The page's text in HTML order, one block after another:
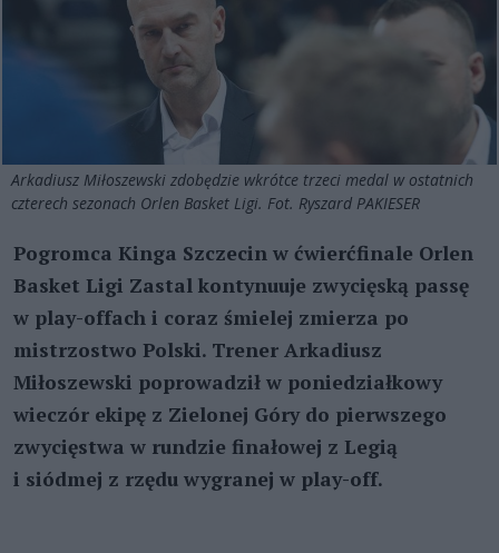
Arkadiusz Miłoszewski zdobędzie wkrótce trzeci medal w ostatnich
czterech sezonach Orlen Basket Ligi. Fot. Ryszard PAKIESER
Pogromca Kinga Szczecin w ćwierćfinale Orlen
Basket Ligi Zastal kontynuuje zwycięską passę
w play-offach i coraz śmielej zmierza po
mistrzostwo Polski. Trener Arkadiusz
Miłoszewski poprowadził w poniedziałkowy
wieczór ekipę z Zielonej Góry do pierwszego
zwycięstwa w rundzie finałowej z Legią
i siódmej z rzędu wygranej w play-off.